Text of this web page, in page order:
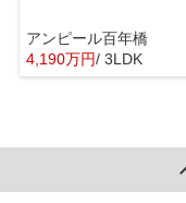
アンピール百年橋
4,190万円/ 3LDK